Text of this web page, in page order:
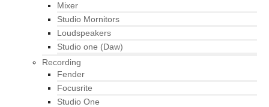
Mixer
Studio Mornitors
Loudspeakers
Studio one (Daw)
Recording
Fender
Focusrite
Studio One